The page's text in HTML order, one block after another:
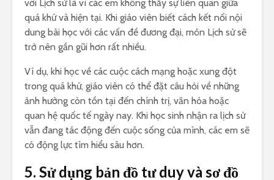
với Lịch sử là vì các em không thấy sự liên quan giữa
quá khứ và hiện tại. Khi giáo viên biết cách kết nối nội
dung bài học với các vấn đề đương đại, môn Lịch sử sẽ
trở nên gần gũi hơn rất nhiều.
Ví dụ, khi học về các cuộc cách mạng hoặc xung đột
trong quá khứ, giáo viên có thể đặt câu hỏi về những
ảnh hưởng còn tồn tại đến chính trị, văn hóa hoặc
quan hệ quốc tế ngày nay. Khi học sinh nhận ra lịch sử
vẫn đang tác động đến cuộc sống của mình, các em sẽ
có động lực tìm hiểu sâu hơn.
5. Sử dụng bản đồ tư duy và sơ đồ